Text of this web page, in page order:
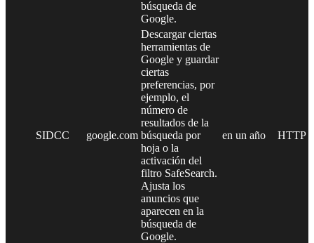
búsqueda de
Google.
SIDCC google.com
Descargar ciertas
herramientas de
Google y guardar
ciertas
preferencias, por
ejemplo, el
número de
resultados de la
búsqueda por
hoja o la
activación del
filtro SafeSearch.
Ajusta los
anuncios que
aparecen en la
búsqueda de
Google.
en un año HTTP